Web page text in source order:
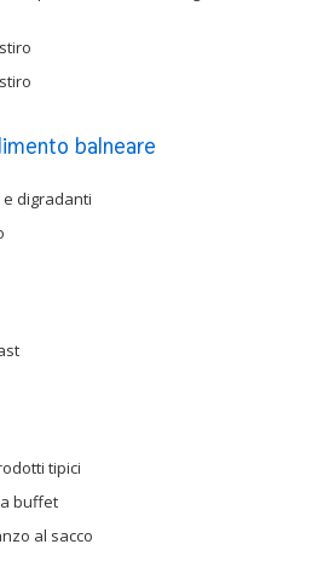
balneare
digradanti
tipici
buffet
al sacco